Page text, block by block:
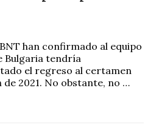
han confirmado al equipo
Bulgaria tendría
el regreso al certamen
2021. No obstante, no …